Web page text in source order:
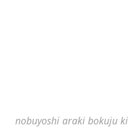
nobuyoshi araki bokuju